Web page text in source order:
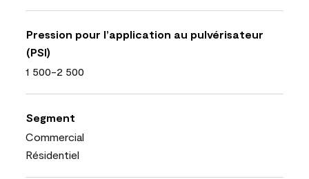
Pression pour l’application au pulvérisateur
(PSI)
1 500-2 500
Segment
Commercial
Résidentiel